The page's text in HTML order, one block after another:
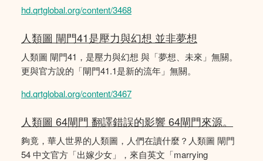
hd.qrtglobal.org/content/3468
人類圖 閘門41是壓力與幻想 並非夢想
人類圖 閘門41，是壓力與幻想 與「夢想、未來」無關。
更與官方說的「閘門41.1是新的流年」無關。
hd.qrtglobal.org/content/3467
人類圖 64閘門 翻譯錯誤的影響 64閘門來源。
夠竟，華人世界的人類圖，人們在讀什麼？人類圖 閘門
54 中文官方「出嫁少女」，來自英文「marrying